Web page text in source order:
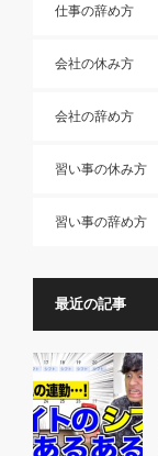
仕事の辞め方
会社の休み方
会社の辞め方
習い事の休み方
習い事の辞め方
最近の記事